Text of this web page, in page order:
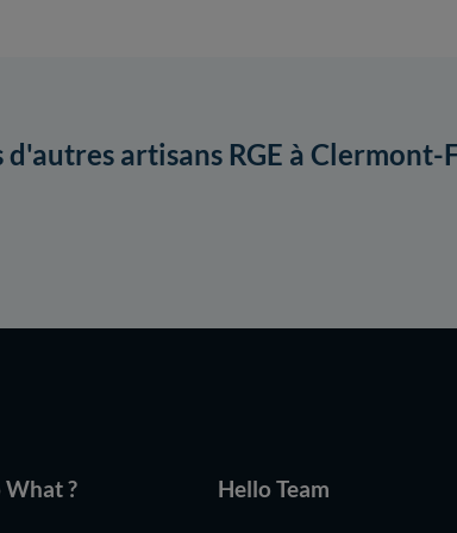
d'autres artisans RGE à Clermont-
What ? Hello Team